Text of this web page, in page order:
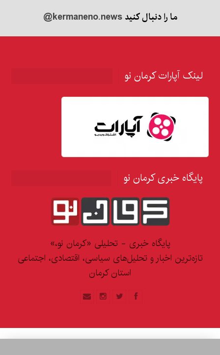
ما را دنبال کنید@kermaneno.news
لینک آپارات کرمان نو
پایگاه خبری کرمان نو
پایگاه خبری - تحلیلی «کرمان نو،»
تازه‌ترین اخبار و تحلیل‌های سیاسی، اقتصادی، اجتماعی
استان کرمان